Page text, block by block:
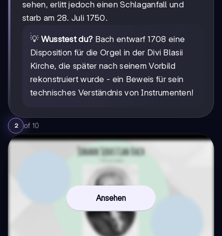
sehen, erlitt jedoch einen Schlaganfall und
starb am 28. Juli 1750.
💡 Wusstest du? Bach entwarf 1708 eine
Disposition für die Orgel in der Divi Blasii
Kirche, die später nach seinem Vorbild
rekonstruiert wurde - ein Beweis für sein
technisches Verständnis von Instrumenten!
2 of 10
Ansehen